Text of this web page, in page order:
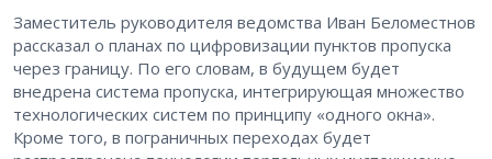
Заместитель руководителя ведомства Иван Беломестнов
рассказал о планах по цифровизации пунктов пропуска
через границу. По его словам, в будущем будет
внедрена система пропуска, интегрирующая множество
технологических систем по принципу «одного окна».
Кроме того, в пограничных переходах будет